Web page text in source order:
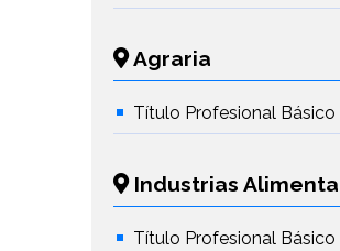
Agraria
Título Profesional
Industrias
Título Profesional